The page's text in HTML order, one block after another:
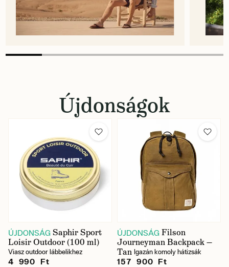
Újdonságok
ÚJDONSÁG Saphir Sport
Loisir Outdoor (100 ml)
Viasz outdoor lábbelikhez
4 990 Ft
ÚJDONSÁG Filson
Journeyman Backpack —
Tan Igazán komoly hátizsák
157 900 Ft